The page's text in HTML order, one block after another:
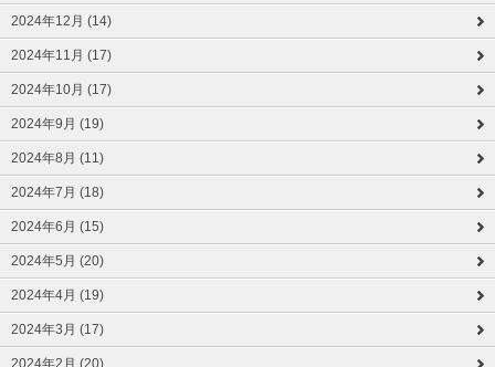
2024年12月 (14)
2024年11月 (17)
2024年10月 (17)
2024年9月 (19)
2024年8月 (11)
2024年7月 (18)
2024年6月 (15)
2024年5月 (20)
2024年4月 (19)
2024年3月 (17)
2024年2月 (20)